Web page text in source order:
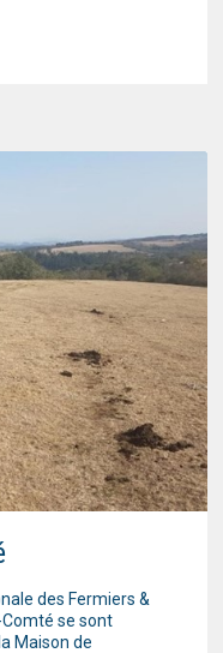
des Fermiers &
se sont
Maison de